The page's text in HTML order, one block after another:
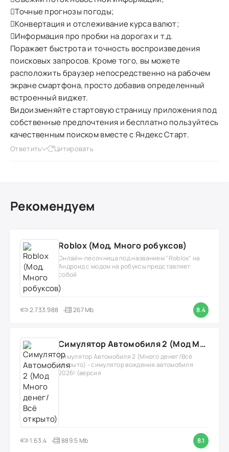
Точные прогнозы погоды;
Конвертация и отслеживание курса валют;
Информация про пробки на дорогах и т.д.
Поражает быстрота и точность воспроизведения
поисковых запросов. Кроме того, вы можете
расположить браузер непосредственно на рабочем
экране смартфона, просто добавив определенный
встроенный виджет.
Видоизменяйте стартовую страницу приложения под
собственные предпочтения и бесплатно пользуйтесь
качественным поиском вместе с Яндекс Старт.
Ответить Цитировать
Рекомендуем
Roblox (Мод, Много робуксов)
Онлайн-песочница под названием "Roblox" на
Андроид с модом на робуксы представляет
собой
2.733.988 267 Mb 8.4
Симулятор Автомобиля 2 (Мод Много денег/Всё открыто)
Симулятор Автомобиля 2 (Много денег/Всё
открыто) - симулятор вождения автомобиля
2026! (версия
1.63.4 889.5 Mb 8.1